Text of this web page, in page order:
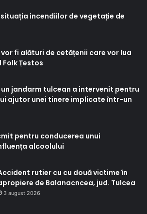
incendiilor de vegetație de
fi alături de cetățenii care vor lua
Țestos
jandarm tulcean a intervenit pentru
ajutor unei tinere implicate într-un
pentru conducerea unui
alcoolului
rutier cu cu două victime în
de Balanacncea, jud. Tulcea
3 august 2026